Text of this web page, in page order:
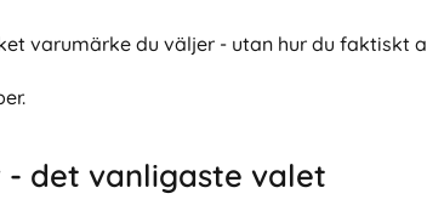
varumärke du väljer - utan hur du faktiskt
- det vanligaste valet